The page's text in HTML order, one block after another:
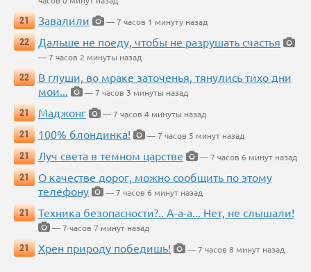
21
Завалили
— 7 часов 1 минуту назад
22
Дальше не поеду, чтобы не разрушать счастья
— 7 часов 2 минуты назад
22
В глуши, во мраке заточенья, тянулись тихо дни
мои...
— 7 часов 3 минуты назад
21
Маджонг
— 7 часов 4 минуты назад
21
100% блондинка!
— 7 часов 5 минут назад
21
Луч света в темном царстве
— 7 часов 6 минут назад
21
О качестве дорог, можно сообщить по этому
телефону
— 7 часов 6 минут назад
21
Техника безопасности?.. А-а-а... Нет, не слышали!
— 7 часов 7 минут назад
21
Хрен природу победишь! — 7 часов 8 минут назад